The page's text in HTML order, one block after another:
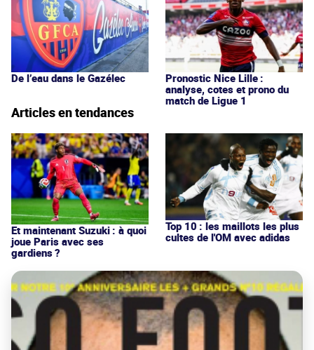
De l’eau dans le Gazélec
Pronostic Nice Lille :
analyse, cotes et prono du
match de Ligue 1
Articles en tendances
Et maintenant Suzuki : à quoi
joue Paris avec ses
gardiens ?
Top 10 : les maillots les plus
cultes de l'OM avec adidas